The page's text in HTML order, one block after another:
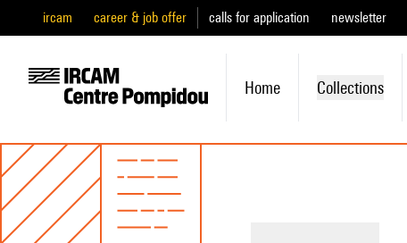
ircam career & job offer calls for application newsletter
Home Collections